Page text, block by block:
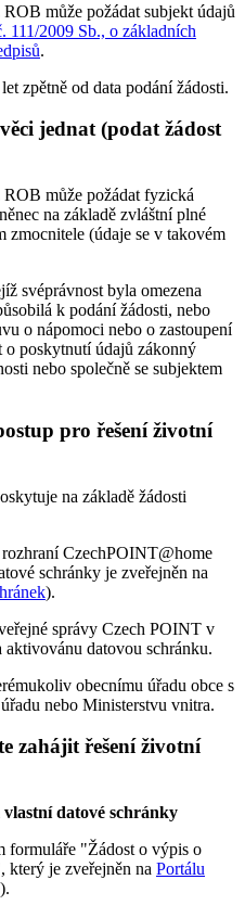
může požádat subjekt údajů
111/2009 Sb., o základních
.
zpětně od data podání žádosti.
jednat (podat žádost
může požádat fyzická
na základě zvláštní plné
zmocnitele (údaje se v takovém
svéprávnost byla omezena
k podání žádosti, nebo
o nápomoci nebo o zastoupení
o poskytnutí údajů zákonný
nebo společně se subjektem
pro řešení životní
na základě žádosti
CzechPOINT@home
schránky je zveřejněn na
).
správy Czech POINT v
aktivovánu datovou schránku.
obecnímu úřadu obce s
nebo Ministerstvu vnitra.
zahájit řešení životní
datové schránky
formuláře "Žádost o výpis o
je zveřejněn na Portálu
).